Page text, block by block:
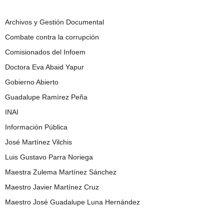
Archivos y Gestión Documental
Combate contra la corrupción
Comisionados del Infoem
Doctora Eva Abaid Yapur
Gobierno Abierto
Guadalupe Ramírez Peña
INAI
Información Pública
José Martínez Vilchis
Luis Gustavo Parra Noriega
Maestra Zulema Martínez Sánchez
Maestro Javier Martínez Cruz
Maestro José Guadalupe Luna Hernández